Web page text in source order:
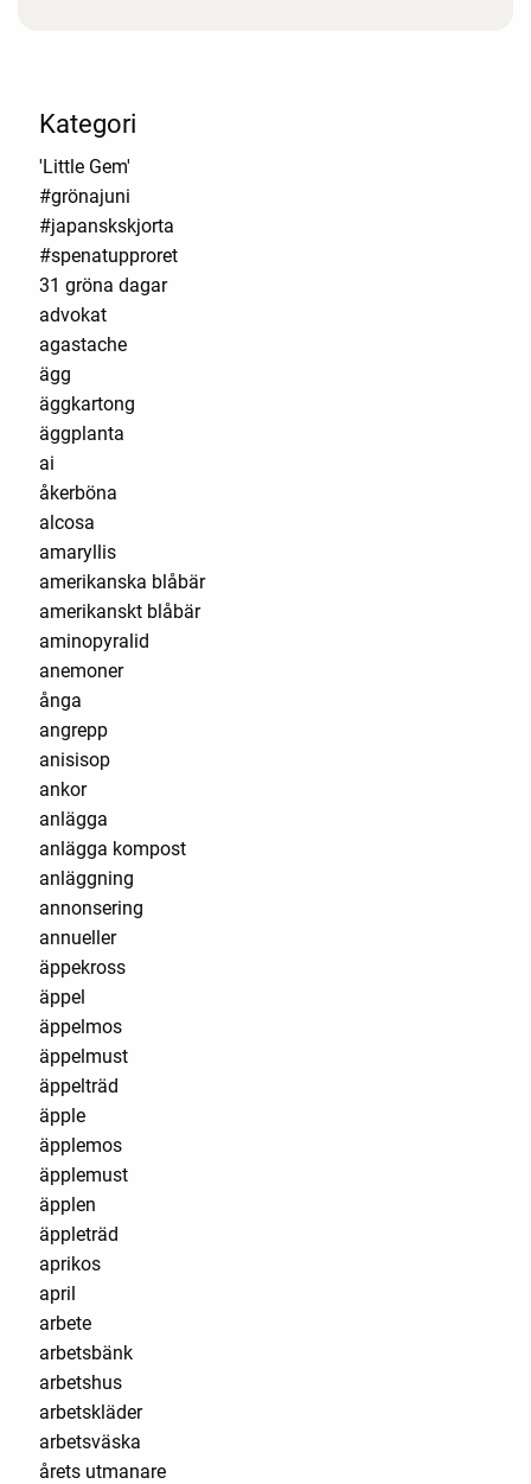
Kategori
'Little Gem'
#grönajuni
#japanskskjorta
#spenatupproret
31 gröna dagar
advokat
agastache
ägg
äggkartong
äggplanta
ai
åkerböna
alcosa
amaryllis
amerikanska blåbär
amerikanskt blåbär
aminopyralid
anemoner
ånga
angrepp
anisisop
ankor
anlägga
anlägga kompost
anläggning
annonsering
annueller
äppekross
äppel
äppelmos
äppelmust
äppelträd
äpple
äpplemos
äpplemust
äpplen
äppleträd
aprikos
april
arbete
arbetsbänk
arbetshus
arbetskläder
arbetsväska
årets utmanare